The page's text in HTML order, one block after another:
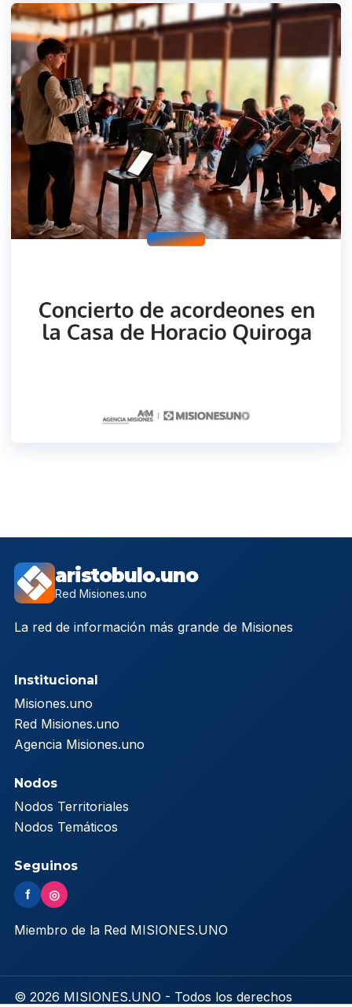
aristobulo.uno
Red Misiones.uno
La red de información más grande de Misiones
Institucional
Misiones.uno
Red Misiones.uno
Agencia Misiones.uno
Nodos
Nodos Territoriales
Nodos Temáticos
Seguinos
f ◎
Miembro de la Red MISIONES.UNO
© 2026 MISIONES.UNO - Todos los derechos